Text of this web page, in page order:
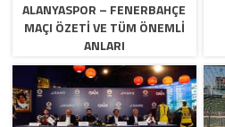
ALANYASPOR – FENERBAHÇE
MAÇI ÖZETI VE TÜM ÖNEMLI
ANLARI